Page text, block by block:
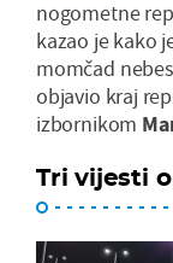
nogometne
kazao je kako
momčad
objavio kraj
izbornikom
Tri vijesti